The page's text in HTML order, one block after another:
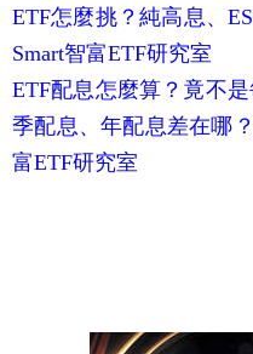
ETF怎麼挑？純高息、
Smart智富ETF研究室
ETF配息怎麼算？竟不
季配息、年配息差在哪
富ETF研究室